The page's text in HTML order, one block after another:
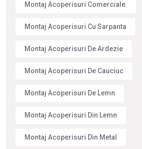
Montaj Acoperisuri Comerciale.
Montaj Acoperisuri Cu Sarpanta
Montaj Acoperisuri De Ardezie
Montaj Acoperisuri De Cauciuc
Montaj Acoperisuri De Lemn
Montaj Acoperisuri Din Lemn
Montaj Acoperisuri Din Metal